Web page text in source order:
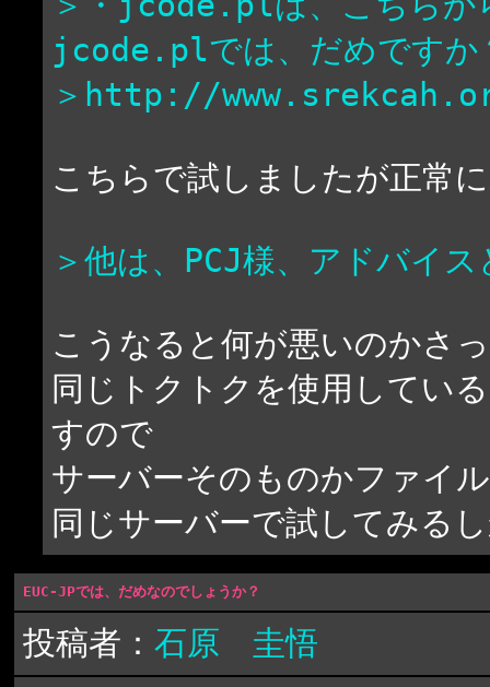
jcode.plでは、だめですか
＞http://
こちらで試しましたが正常
＞他は、PCJ様、アドバイ
こうなると何が悪いのかさ
同じトクトクを使用してい
すので
サーバーそのものかファイ
同じサーバーで試してみる
EUC-JPでは、だめなのでしょうか？
投稿者： 石原 圭悟